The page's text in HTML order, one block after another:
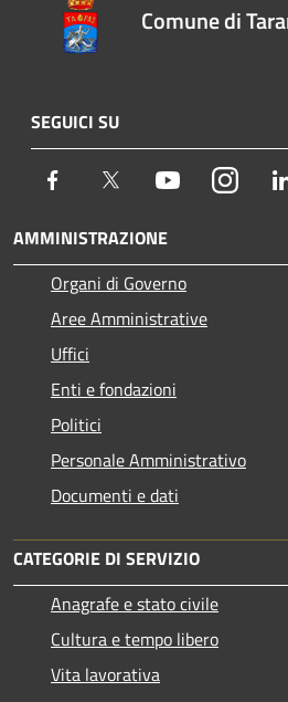
Comune di
SEGUICI SU
Facebook Twitter Youtube
AMMINISTRAZIONE
Organi di Governo
Aree Amministrative
Uffici
Enti e fondazioni
Politici
Personale Amministrativo
Documenti e dati
CATEGORIE DI SERVIZIO
Anagrafe e stato civile
Cultura e tempo libero
Vita lavorativa